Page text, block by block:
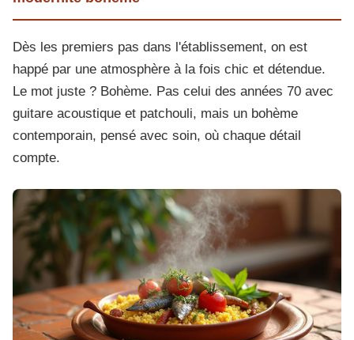
Dès les premiers pas dans l'établissement, on est
happé par une atmosphère à la fois chic et détendue.
Le mot juste ? Bohème. Pas celui des années 70 avec
guitare acoustique et patchouli, mais un bohème
contemporain, pensé avec soin, où chaque détail
compte.